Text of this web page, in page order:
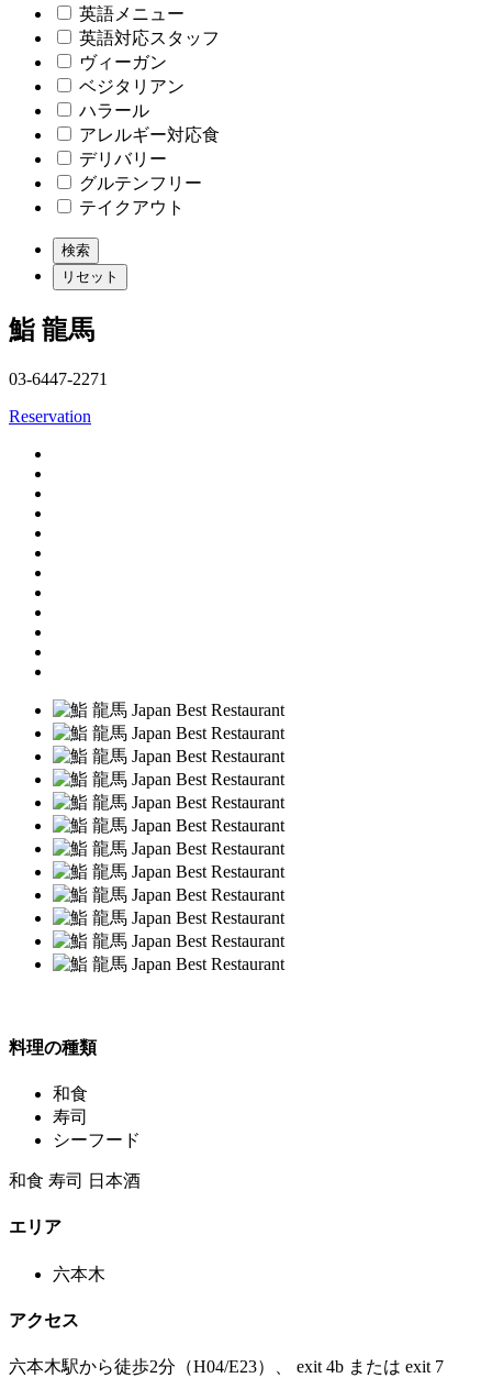
英語メニュー
英語対応スタッフ
ヴィーガン
ベジタリアン
ハラール
アレルギー対応食
デリバリー
グルテンフリー
テイクアウト
鮨 龍馬
03-6447-2271
Reservation
料理の種類
和食
寿司
シーフード
和食 寿司 日本酒
エリア
六本木
アクセス
六本木駅から徒歩2分（H04/E23）、 exit 4b または exit 7